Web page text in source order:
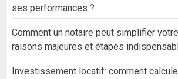
ses performances ?
Comment un notaire peut simplifier
raisons majeures et étapes
Investissement locatif: comment